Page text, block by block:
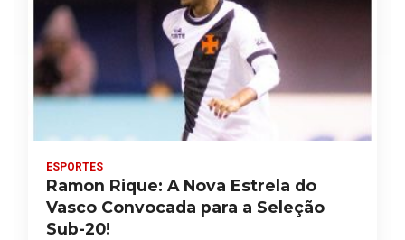
ESPORTES
Ramon Rique: A Nova Estrela do
Vasco Convocada para a Seleção
Sub-20!